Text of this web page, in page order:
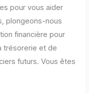
pour vous aider
plongeons-nous
financière pour
trésorerie et de
futurs. Vous êtes